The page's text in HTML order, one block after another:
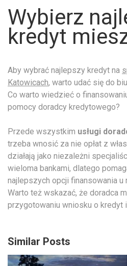
Wybierz
kredyt
Aby wybrać najlepszy kredyt na
Katowicach, warto udać się do
Co warto wiedzieć o
pomocy doradcy kredytowego?
Przede wszystkim usługi
trzeba wnosić za nie opłat z
działają jako niezależni
wieloma bankami, dlatego
najlepszych opcji finansowania u
Warto też wskazać, że doradca
przygotowaniu wniosku o kredyt
Similar Posts